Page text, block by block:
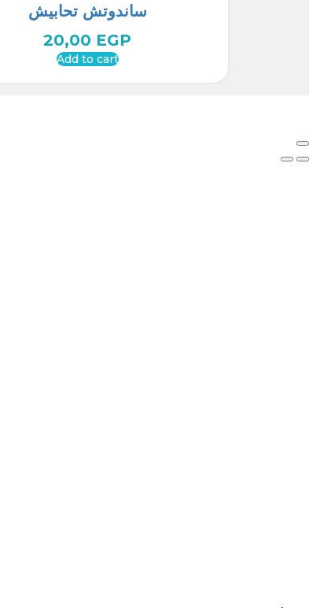
ساندوتش تحابيش
20,00 EGP
Add to cart